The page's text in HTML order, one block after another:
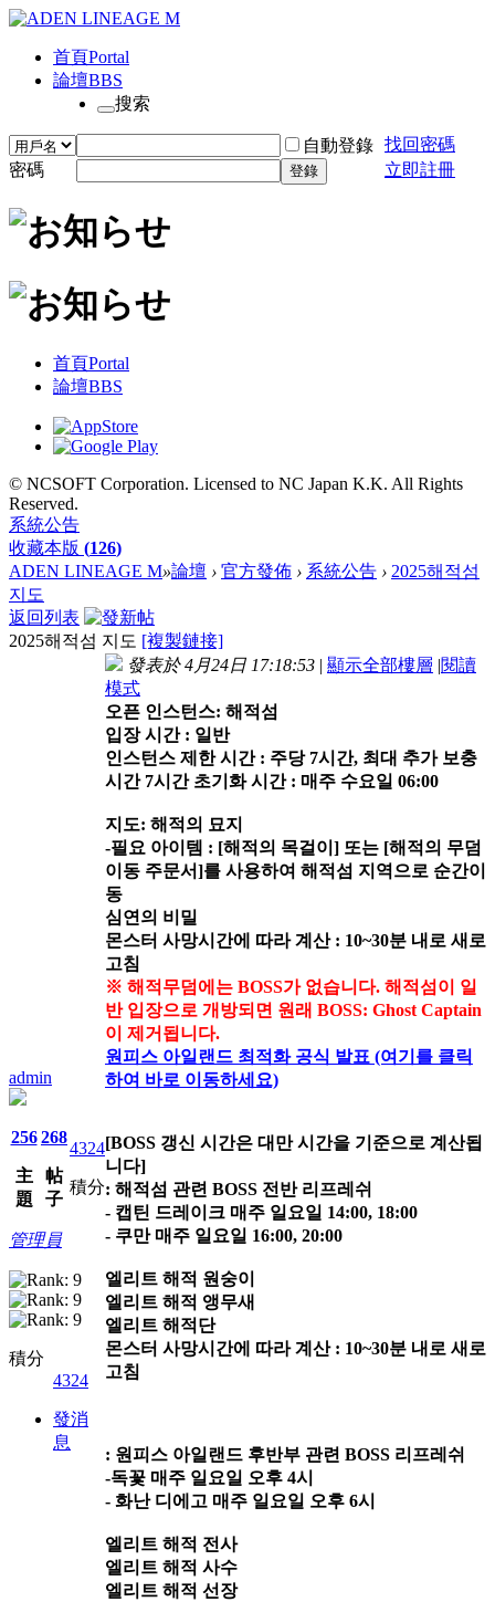
首頁Portal
論壇BBS
搜索
自動登錄 找回密碼
密碼
登錄 立即註冊
首頁Portal
論壇BBS
© NCSOFT Corporation. Licensed to NC Japan K.K. All Rights
Reserved.
系統公告
收藏本版 (126)
ADEN LINEAGE M»論壇 › 官方發佈 › 系統公告 › 2025해적섬
지도
返回列表
2025해적섬 지도 [複製鏈接]
admin
256
主
題
268
帖
子
4324
積分
管理員
積分
4324
發消
息
發表於 4月24日 17:18:53 | 顯示全部樓層 |閱讀
模式
오픈 인스턴스: 해적섬
입장 시간 : 일반
인스턴스 제한 시간 : 주당 7시간, 최대 추가 보충
시간 7시간 초기화 시간 : 매주 수요일 06:00
지도: 해적의 묘지
-필요 아이템 : [해적의 목걸이] 또는 [해적의 무덤
이동 주문서]를 사용하여 해적섬 지역으로 순간이
동
심연의 비밀
몬스터 사망시간에 따라 계산 : 10~30분 내로 새로
고침
※ 해적무덤에는 BOSS가 없습니다. 해적섬이 일
반 입장으로 개방되면 원래 BOSS: Ghost Captain
이 제거됩니다.
원피스 아일랜드 최적화 공식 발표 (여기를 클릭
하여 바로 이동하세요)
[BOSS 갱신 시간은 대만 시간을 기준으로 계산됩
니다]
: 해적섬 관련 BOSS 전반 리프레쉬
- 캡틴 드레이크 매주 일요일 14:00, 18:00
- 쿠만 매주 일요일 16:00, 20:00
엘리트 해적 원숭이
엘리트 해적 앵무새
엘리트 해적단
몬스터 사망시간에 따라 계산 : 10~30분 내로 새로
고침
: 원피스 아일랜드 후반부 관련 BOSS 리프레쉬
-독꽃 매주 일요일 오후 4시
- 화난 디에고 매주 일요일 오후 6시
엘리트 해적 전사
엘리트 해적 사수
엘리트 해적 선장